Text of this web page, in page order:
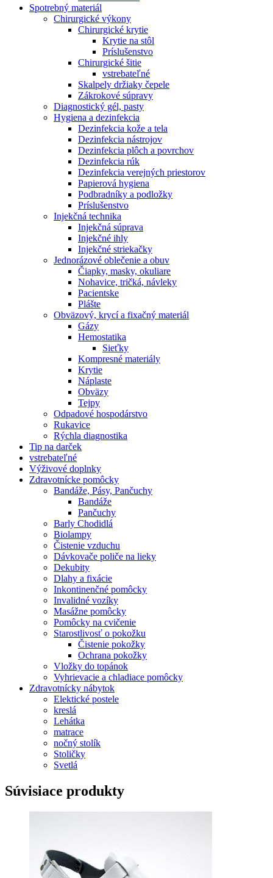
Spotrebný materiál
Chirurgické výkony
Chirurgické krytie
Krytie na stôl
Príslušenstvo
Chirurgické šitie
vstrebateľné
Skalpely držiaky čepele
Zákrokové súpravy
Diagnostický gél, pasty
Hygiena a dezinfekcia
Dezinfekcia kože a tela
Dezinfekcia nástrojov
Dezinfekcia plôch a povrchov
Dezinfekcia rúk
Dezinfekcia verejných priestorov
Papierová hygiena
Podbradníky a podložky
Príslušenstvo
Injekčná technika
Injekčná súprava
Injekčné ihly
Injekčné striekačky
Jednorázové oblečenie a obuv
Čiapky, masky, okuliare
Nohavice, tričká, návleky
Pacientske
Plášte
Obväzový, krycí a fixačný materiál
Gázy
Hemostatika
Sieťky
Kompresné materiály
Krytie
Náplaste
Obväzy
Tejpy
Odpadové hospodárstvo
Rukavice
Rýchla diagnostika
Tip na darček
vstrebateľné
Výživové doplnky
Zdravotnícke pomôcky
Bandáže, Pásy, Pančuchy
Bandáže
Pančuchy
Barly Chodidlá
Biolampy
Čistenie vzduchu
Dávkovače poliče na lieky
Dekubity
Dlahy a fixácie
Inkontinenčné pomôcky
Invalidné vozíky
Masážne pomôcky
Pomôcky na cvičenie
Starostlivosť o pokožku
Čistenie pokožky
Ochrana pokožky
Vložky do topánok
Vyhrievacie a chladiace pomôcky
Zdravotnícky nábytok
Elektické postele
kreslá
Lehátka
matrace
nočný stolík
Stoličky
Svetlá
Súvisiace produkty